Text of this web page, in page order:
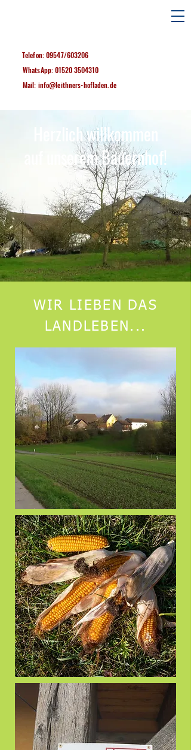
Telefon: 09547/603206
Mail: info@leithners-hofladen.de
WhatsApp:01520 3504310
Herzlich willkommen
auf unserem Bauernhof!
WIR LIEBEN DAS
LANDLEBEN...